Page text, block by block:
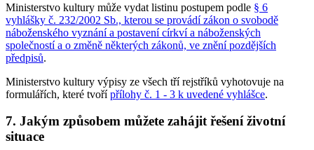
Ministerstvo kultury může vydat listinu postupem podle § 6
vyhlášky č. 232/2002 Sb., kterou se provádí zákon o svobodě
náboženského vyznání a postavení církví a náboženských
společností a o změně některých zákonů, ve znění pozdějších
předpisů.
Ministerstvo kultury výpisy ze všech tří rejstříků vyhotovuje na
formulářích, které tvořípřílohy č. 1 - 3 k uvedené vyhlášce.
7. Jakým způsobem můžete zahájit řešení životní
situace